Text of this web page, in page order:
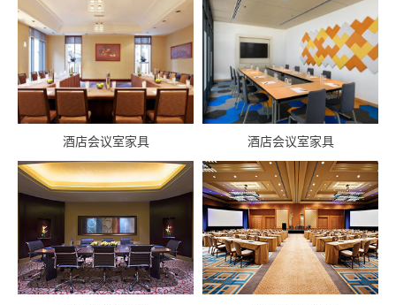
酒店会议室家具 酒店会议室家具